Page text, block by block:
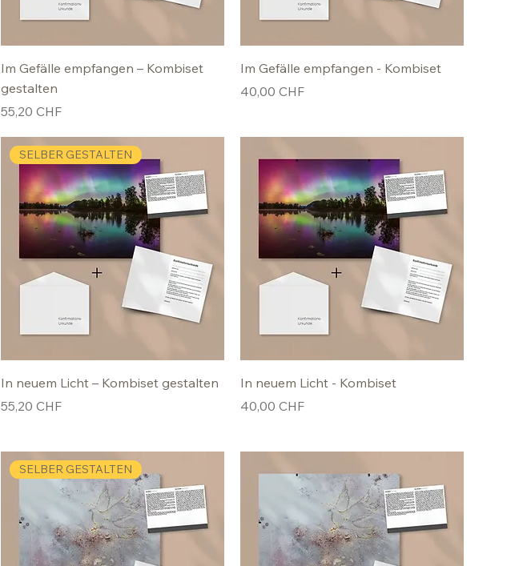
Im Gefälle empfangen – Kombiset
gestalten
Preis
55,20 CHF
Im Gefälle empfangen - Kombiset
Preis
40,00 CHF
SELBER GESTALTEN
In neuem Licht – Kombiset gestalten
Preis
55,20 CHF
In neuem Licht - Kombiset
Preis
40,00 CHF
SELBER GESTALTEN